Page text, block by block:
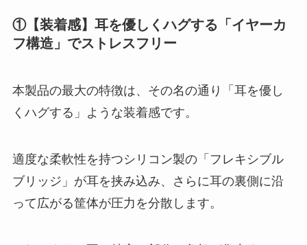
①【装着感】耳を優しくハグする「イヤーカ
フ構造」でストレスフリー
本製品の最大の特徴は、その名の通り「耳を優し
くハグする」ような装着感です。
適度な柔軟性を持つシリコン製の「フレキシブル
ブリッジ」が耳を挟み込み、さらに耳の裏側に沿
って広がる筐体が圧力を分散します。